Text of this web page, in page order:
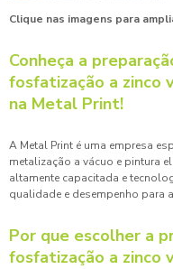
Clique nas imagens para
Conheça a
fosfatização a zinco
na Metal Print!
A Metal Print é uma empresa
metalização a vácuo e pintura
altamente capacitada e
qualidade e desempenho para
Por que escolher a
fosfatização a zinco